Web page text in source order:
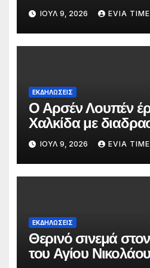
ΙΟΎΛ 9, 2026 EVIA TIME
ΕΚΔΗΛΩΣΕΙΣ
Ο Αρσέν Λουπέν
Χαλκίδα με
παράσταση
ΙΟΎΛ 9, 2026 EVIA TIME
ΕΚΔΗΛΩΣΕΙΣ
Θερινό σινεμά
του Αγίου